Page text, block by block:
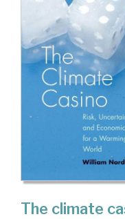
The climate